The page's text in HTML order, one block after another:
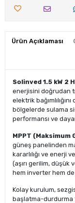
Ürün Açıklaması
Solinved 1.5 kW 2
enerjisini doğrudan
elektrik
bölgelerde sulama
performansı ve
MPPT (Maksimum
güneş panelinden
kararlılığı ve enerji
(aşırı gerilim, düşük
hem inverter hem de
Kolay kurulum,
başlatma-durdurma